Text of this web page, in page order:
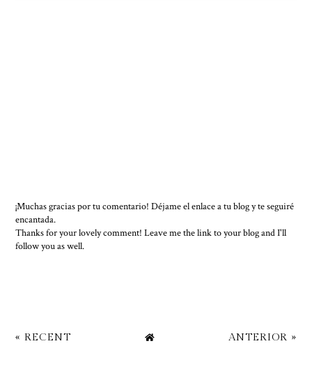
¡Muchas gracias por tu comentario! Déjame el enlace a tu blog y te seguiré
encantada.
Thanks for your lovely comment! Leave me the link to your blog and I'll
follow you as well.
« RECENT ANTERIOR »